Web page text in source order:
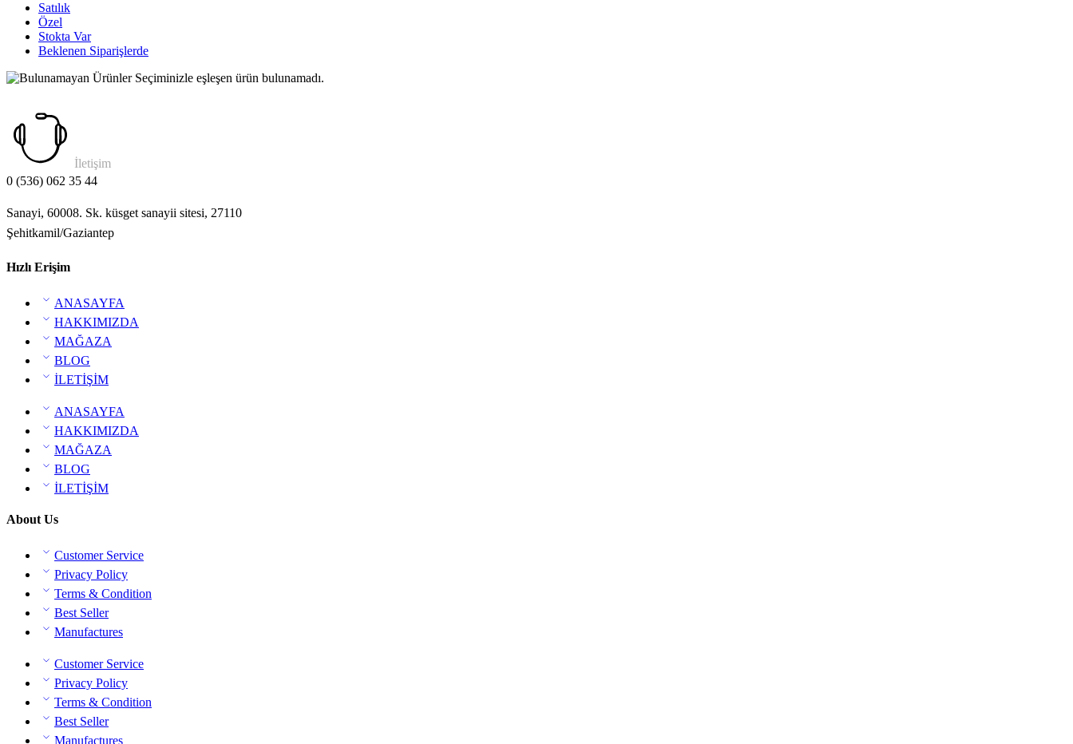
Satılık
Özel
Stokta Var
Beklenen Siparişlerde
Seçiminizle eşleşen ürün bulunamadı.
İletişim
0 (536) 062 35 44
Sanayi, 60008. Sk. küsget sanayii sitesi, 27110
Şehitkamil/Gaziantep
Hızlı Erişim
ANASAYFA
HAKKIMIZDA
MAĞAZA
BLOG
İLETİŞİM
ANASAYFA
HAKKIMIZDA
MAĞAZA
BLOG
İLETİŞİM
About Us
Customer Service
Privacy Policy
Terms & Condition
Best Seller
Manufactures
Customer Service
Privacy Policy
Terms & Condition
Best Seller
Manufactures